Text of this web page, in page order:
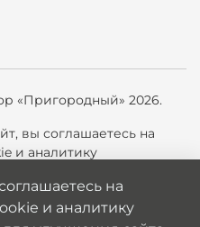
«Пригородный» 2026.
вы соглашаетесь на
и аналитику
браузера.
данных
на
и аналитику